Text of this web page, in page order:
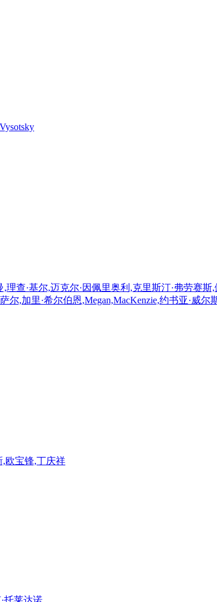
理查·基尔,迈克尔·因佩里奥利,克里斯汀·弗劳赛
尔,加里·希尔伯恩,Megan,MacKenzie,约书亚·威尔
欧宝锋,丁庆祥
托莱达诺